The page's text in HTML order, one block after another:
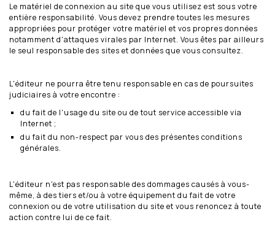
Le matériel de connexion au site que vous utilisez est sous votre
entière responsabilité. Vous devez prendre toutes les mesures
appropriées pour protéger votre matériel et vos propres données
notamment d'attaques virales par Internet. Vous êtes par ailleurs
le seul responsable des sites et données que vous consultez.
L'éditeur ne pourra être tenu responsable en cas de poursuites
judiciaires à votre encontre :
du fait de l'usage du site ou de tout service accessible via
Internet ;
du fait du non-respect par vous des présentes conditions
générales.
L'éditeur n'est pas responsable des dommages causés à vous-
même, à des tiers et/ou à votre équipement du fait de votre
connexion ou de votre utilisation du site et vous renoncez à toute
action contre lui de ce fait.